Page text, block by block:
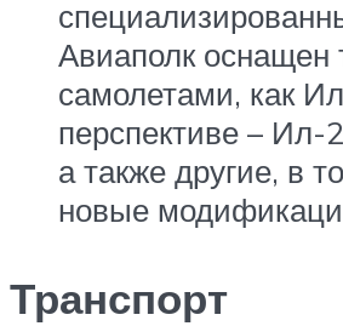
Авиаполк оснащен
самолетами, как
перспективе –
а также другие, в
новые
Транспорт